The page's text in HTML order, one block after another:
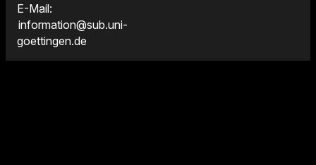
E-Mail:
information@sub.uni-
goettingen.de